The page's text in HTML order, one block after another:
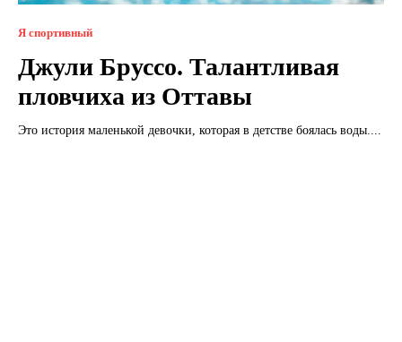
Я спортивный
Джули Бруссо. Талантливая
пловчиха из Оттавы
Это история маленькой девочки, которая в детстве боялась воды....